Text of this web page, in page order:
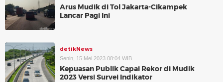
Arus Mudik di Tol Jakarta-Cikampek
Lancar Pagi Ini
detikNews
Senin, 15 Mei 2023 08:04 WIB
Kepuasan Publik Capai Rekor di Mudik
2023 Versi Survei Indikator